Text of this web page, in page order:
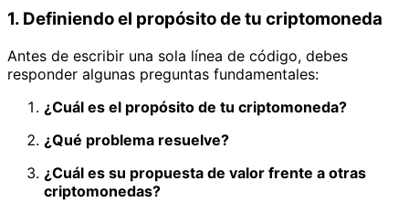
1. Definiendo el propósito de tu criptomoneda
Antes de escribir una sola línea de código, debes
responder algunas preguntas fundamentales:
¿Cuál es el propósito de tu criptomoneda?
¿Qué problema resuelve?
¿Cuál es su propuesta de valor frente a otras
criptomonedas?